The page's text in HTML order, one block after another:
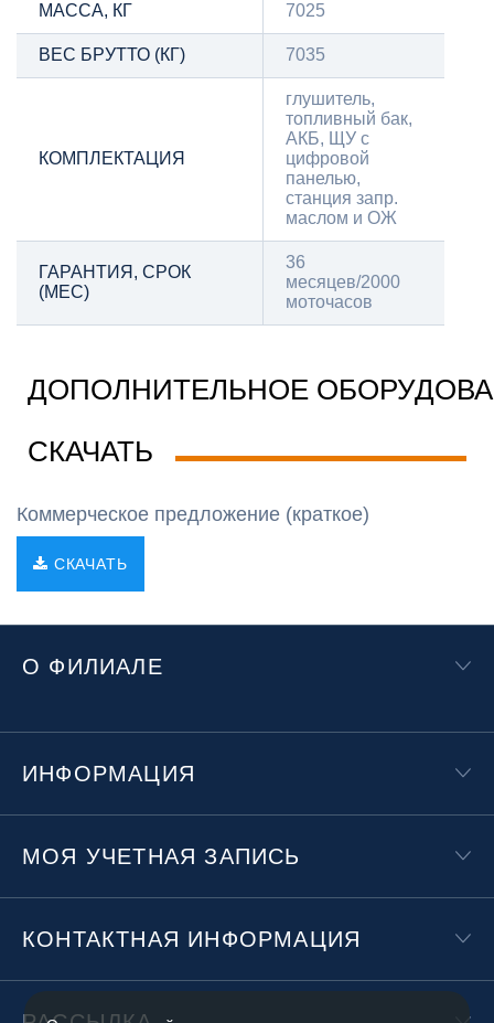
МАССА, КГ 7025
ВЕС БРУТТО (КГ) 7035
КОМПЛЕКТАЦИЯ
глушитель,
топливный бак,
АКБ, ЩУ с
цифровой
панелью,
станция запр.
маслом и ОЖ
ГАРАНТИЯ, СРОК
(МЕС)
36
месяцев/2000
моточасов
ДОПОЛНИТЕЛЬНОЕ
СКАЧАТЬ
Коммерческое предложение (краткое)
СКАЧАТЬ
О ФИЛИАЛЕ
ИНФОРМАЦИЯ
МОЯ УЧЕТНАЯ ЗАПИСЬ
КОНТАКТНАЯ ИНФОРМАЦИЯ